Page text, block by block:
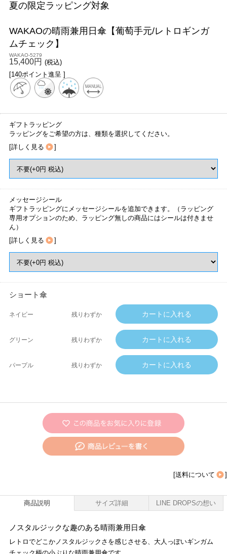
夏の限定ラッピング対象
WAKAOの晴雨兼用日傘【葡萄手元/レトロギンガ
ムチェック】
WAKAO-5279
15,400円 (税込)
[140ポイント進呈 ]
ギフトラッピング
ラッピングをご希望の方は、種類を選択してください。
[詳しく見る ]
メッセージシール
ギフトラッピングにメッセージシールを追加できます。（ラッピング
専用オプションのため、ラッピング無しの商品にはシールは付きませ
ん）
[詳しく見る ]
ショート傘
ネイビー 残りわずか
グリーン 残りわずか
パープル 残りわずか
[送料について ]
商品説明 サイズ詳細 LINE DROPSの想い
ノスタルジックな趣のある晴雨兼用日傘
レトロでどこかノスタルジックさを感じさせる、大人っぽいギンガム